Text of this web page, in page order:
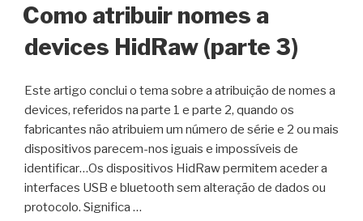
Como atribuir nomes a
devices HidRaw (parte 3)
Este artigo conclui o tema sobre a atribuição de nomes a
devices, referidos na parte 1 e parte 2, quando os
fabricantes não atribuiem um número de série e 2 ou mais
dispositivos parecem-nos iguais e impossíveis de
identificar…Os dispositivos HidRaw permitem aceder a
interfaces USB e bluetooth sem alteração de dados ou
protocolo. Significa …